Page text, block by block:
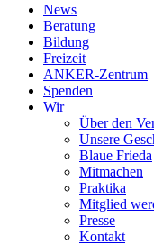
News
Beratung
Bildung
Freizeit
ANKER-Zentrum
Spenden
Wir
Über den
Unsere
Blaue Frieda
Mitmachen
Praktika
Mitglied
Presse
Kontakt